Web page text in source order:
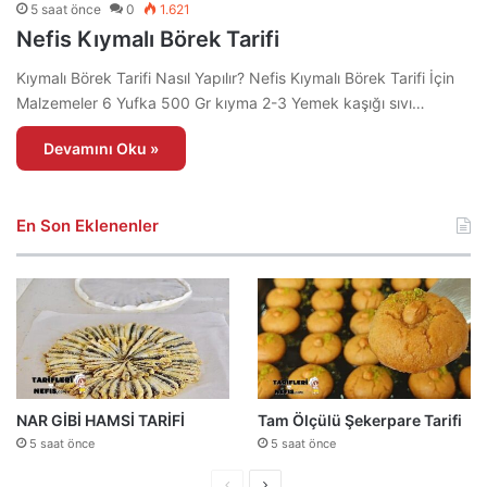
5 saat önce 0 1.621
Nefis Kıymalı Börek Tarifi
Kıymalı Börek Tarifi Nasıl Yapılır? Nefis Kıymalı Börek Tarifi İçin
Malzemeler 6 Yufka 500 Gr kıyma 2-3 Yemek kaşığı sıvı…
Devamını Oku »
En Son Eklenenler
NAR GİBİ HAMSİ TARİFİ
5 saat önce
Tam Ölçülü Şekerpare Tarifi
5 saat önce